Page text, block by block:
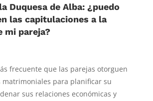
Duquesa de Alba: ¿puedo
las capitulaciones a la
mi pareja?
frecuente que las parejas otorguen
matrimoniales para planificar su
sus relaciones económicas y